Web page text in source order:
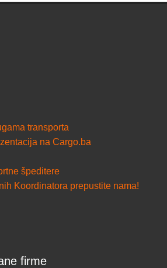
transporta
na Cargo.ba
špeditere
Koordinatora prepustite nama!
firme